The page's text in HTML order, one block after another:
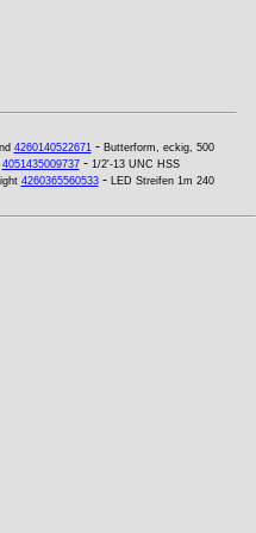
4260140522671- Butterform, eckig, 500
4051435009737- 1/2'-13 UNC HSS
4260365560533- LED Streifen 1m 240